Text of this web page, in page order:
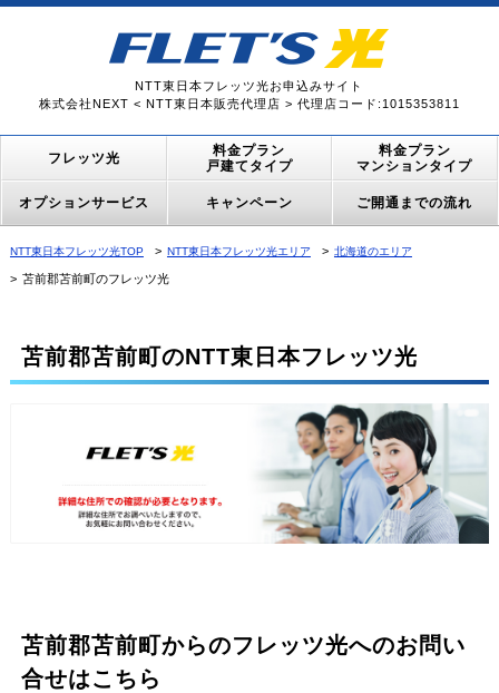
NTT東日本フレッツ光お申込みサイト
株式会社NEXT < NTT東日本販売代理店 > 代理店コード:1015353811
フレッツ光
料金プラン
戸建てタイプ
料金プラン
マンションタイプ
オプションサービス キャンペーン ご開通までの流れ
NTT東日本フレッツ光TOP NTT東日本フレッツ光エリア 北海道のエリア
苫前郡苫前町のフレッツ光
苫前郡苫前町のNTT東日本フレッツ光
苫前郡苫前町からのフレッツ光へのお問い
合せはこちら